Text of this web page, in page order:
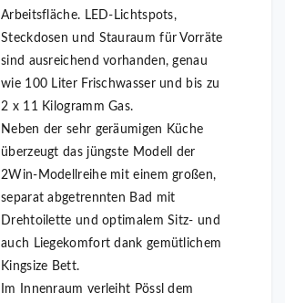
Arbeitsfläche. LED-Lichtspots,
Steckdosen und Stauraum für Vorräte
sind ausreichend vorhanden, genau
wie 100 Liter Frischwasser und bis zu
2 x 11 Kilogramm Gas.
Neben der sehr geräumigen Küche
überzeugt das jüngste Modell der
2Win-Modellreihe mit einem großen,
separat abgetrennten Bad mit
Drehtoilette und optimalem Sitz- und
auch Liegekomfort dank gemütlichem
Kingsize Bett.
Im Innenraum verleiht Pössl dem